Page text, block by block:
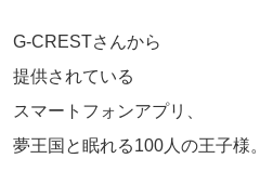
G-CRESTさんから
提供されている
スマートフォンアプリ、
夢王国と眠れる100人の王子様。